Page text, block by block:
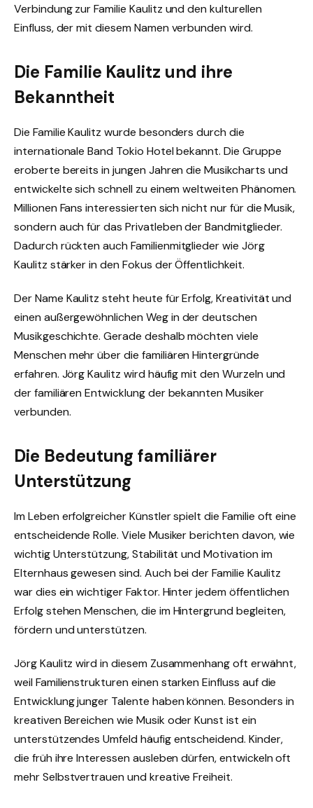
Verbindung zur Familie Kaulitz und den kulturellen
Einfluss, der mit diesem Namen verbunden wird.
Die Familie Kaulitz und ihre
Bekanntheit
Die Familie Kaulitz wurde besonders durch die
internationale Band Tokio Hotel bekannt. Die Gruppe
eroberte bereits in jungen Jahren die Musikcharts und
entwickelte sich schnell zu einem weltweiten Phänomen.
Millionen Fans interessierten sich nicht nur für die Musik,
sondern auch für das Privatleben der Bandmitglieder.
Dadurch rückten auch Familienmitglieder wie Jörg
Kaulitz stärker in den Fokus der Öffentlichkeit.
Der Name Kaulitz steht heute für Erfolg, Kreativität und
einen außergewöhnlichen Weg in der deutschen
Musikgeschichte. Gerade deshalb möchten viele
Menschen mehr über die familiären Hintergründe
erfahren. Jörg Kaulitz wird häufig mit den Wurzeln und
der familiären Entwicklung der bekannten Musiker
verbunden.
Die Bedeutung familiärer
Unterstützung
Im Leben erfolgreicher Künstler spielt die Familie oft eine
entscheidende Rolle. Viele Musiker berichten davon, wie
wichtig Unterstützung, Stabilität und Motivation im
Elternhaus gewesen sind. Auch bei der Familie Kaulitz
war dies ein wichtiger Faktor. Hinter jedem öffentlichen
Erfolg stehen Menschen, die im Hintergrund begleiten,
fördern und unterstützen.
Jörg Kaulitz wird in diesem Zusammenhang oft erwähnt,
weil Familienstrukturen einen starken Einfluss auf die
Entwicklung junger Talente haben können. Besonders in
kreativen Bereichen wie Musik oder Kunst ist ein
unterstützendes Umfeld häufig entscheidend. Kinder,
die früh ihre Interessen ausleben dürfen, entwickeln oft
mehr Selbstvertrauen und kreative Freiheit.